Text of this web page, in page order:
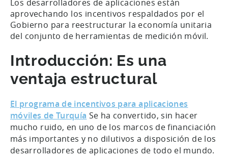
Los desarrolladores de aplicaciones están
aprovechando los incentivos respaldados por el
Gobierno para reestructurar la economía unitaria
del conjunto de herramientas de medición móvil.
Introducción: Es una
ventaja estructural
El programa de incentivos para aplicaciones
móviles de Turquía Se ha convertido, sin hacer
mucho ruido, en uno de los marcos de financiación
más importantes y no dilutivos a disposición de los
desarrolladores de aplicaciones de todo el mundo.